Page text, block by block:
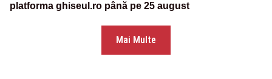
platforma ghiseul.ro până pe 25 august
Mai Multe